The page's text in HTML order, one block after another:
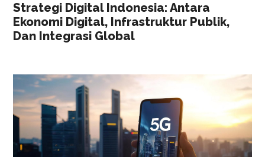
Strategi Digital Indonesia: Antara
Ekonomi Digital, Infrastruktur Publik,
Dan Integrasi Global